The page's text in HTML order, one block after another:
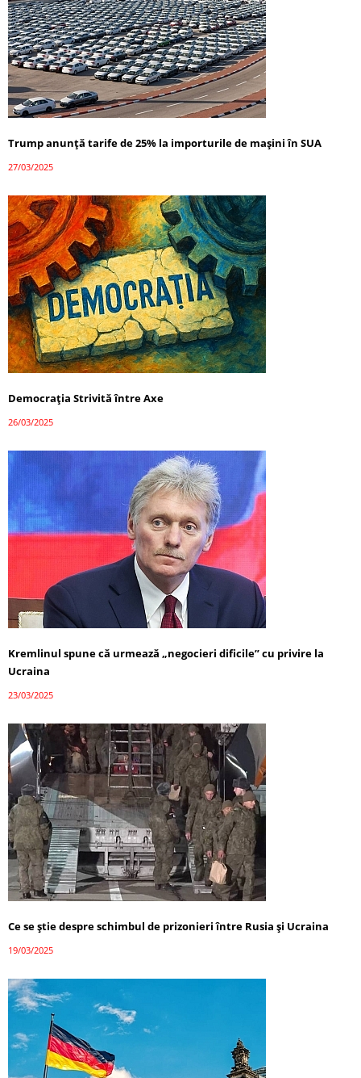
Trump anunță tarife de 25% la importurile de mașini în SUA
27/03/2025
Democrația Strivită între Axe
26/03/2025
Kremlinul spune că urmează „negocieri dificile” cu privire la
Ucraina
23/03/2025
Ce se știe despre schimbul de prizonieri între Rusia și Ucraina
19/03/2025